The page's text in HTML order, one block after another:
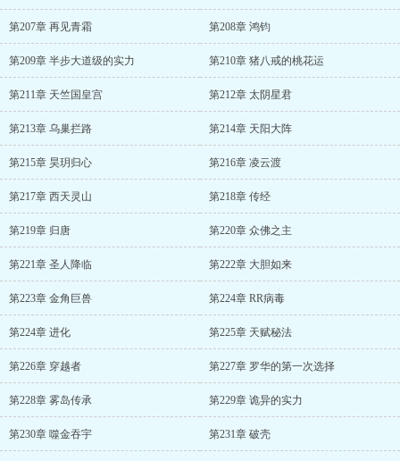
第207章 再见青霜 第208章 鸿钧
第209章 半步大道级的实力 第210章 猪八戒的桃花运
第211章 天竺国皇宫 第212章 太阴星君
第213章 乌巢拦路 第214章 天阳大阵
第215章 昊玥归心 第216章 凌云渡
第217章 西天灵山 第218章 传经
第219章 归唐 第220章 众佛之主
第221章 圣人降临 第222章 大胆如来
第223章 金角巨兽 第224章 RR病毒
第224章 进化 第225章 天赋秘法
第226章 穿越者 第227章 罗华的第一次选择
第228章 雾岛传承 第229章 诡异的实力
第230章 噬金吞宇 第231章 破壳